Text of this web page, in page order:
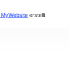
erstellt.